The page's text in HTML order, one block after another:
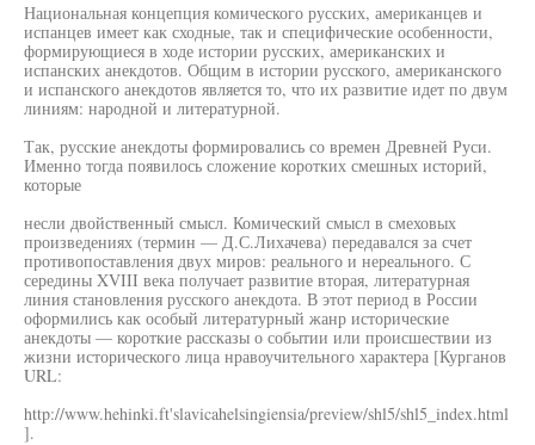
Национальная концепция комического русских, американцев и
испанцев имеет как сходные, так и специфические особенности,
формирующиеся в ходе истории русских, американских и
испанских анекдотов. Общим в истории русского, американского
и испанского анекдотов является то, что их развитие идет по двум
линиям: народной и литературной.
Так, русские анекдоты формировались со времен Древней Руси.
Именно тогда появилось сложение коротких смешных историй,
которые
несли двойственный смысл. Комический смысл в смеховых
произведениях (термин — Д.С.Лихачева) передавался за счет
противопоставления двух миров: реального и нереального. С
середины XVIII века получает развитие вторая, литературная
линия становления русского анекдота. В этот период в России
оформились как особый литературный жанр исторические
анекдоты — короткие рассказы о событии или происшествии из
жизни исторического лица нравоучительного характера [Курганов
URL:
http://www.hehinki.ft'slavicahelsingiensia/preview/shl5/shl5_index.html
].